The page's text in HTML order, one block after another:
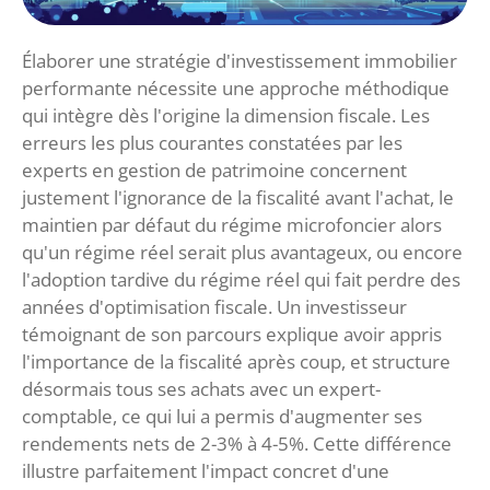
Élaborer une stratégie d'investissement immobilier
performante nécessite une approche méthodique
qui intègre dès l'origine la dimension fiscale. Les
erreurs les plus courantes constatées par les
experts en gestion de patrimoine concernent
justement l'ignorance de la fiscalité avant l'achat, le
maintien par défaut du régime microfoncier alors
qu'un régime réel serait plus avantageux, ou encore
l'adoption tardive du régime réel qui fait perdre des
années d'optimisation fiscale. Un investisseur
témoignant de son parcours explique avoir appris
l'importance de la fiscalité après coup, et structure
désormais tous ses achats avec un expert-
comptable, ce qui lui a permis d'augmenter ses
rendements nets de 2-3% à 4-5%. Cette différence
illustre parfaitement l'impact concret d'une